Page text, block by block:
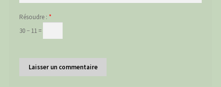
Résoudre : *
30 − 11 =